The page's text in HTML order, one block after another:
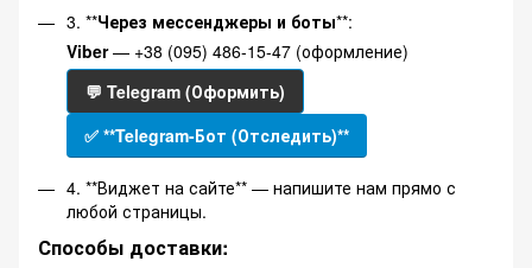
3. **Через мессенджеры и боты**:
Viber— +38 (095) 486-15-47 (оформление)
💬 Telegram (Оформить)
✅ **Telegram-Бот (Отследить)**
4. **Виджет на сайте** — напишите нам прямо с
любой страницы.
Способы доставки: